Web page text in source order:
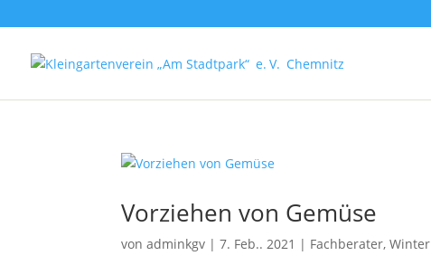
Vorziehen von Gemüse
vonadminkgv |7. Feb.. 2021 | Fachberater,Winter